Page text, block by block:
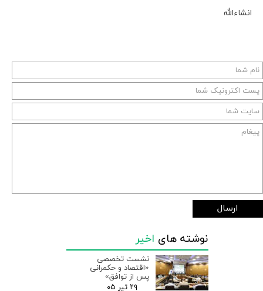
انشاءالله
ارسال
نوشته های اخیر
نشست تخصصی
«اقتصاد و حکمرانی
پس از توافق»
۲۹ تیر ۰۵